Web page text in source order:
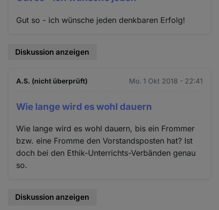
Gut so - ich wünsche jeden denkbaren Erfolg!
Diskussion anzeigen
A.S. (nicht überprüft) Mo. 1 Okt 2018 - 22:41
Wie lange wird es wohl dauern
Wie lange wird es wohl dauern, bis ein Frommer
bzw. eine Fromme den Vorstandsposten hat? Ist
doch bei den Ethik-Unterrichts-Verbänden genau
so.
Diskussion anzeigen